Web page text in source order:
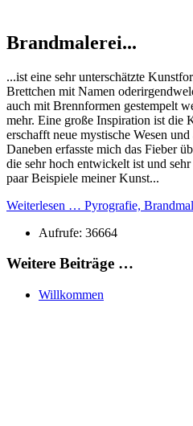
Brandmalerei...
...ist eine sehr unterschätzte
Brettchen mit Namen
auch mit Brennformen gestempelt
mehr. Eine große Inspiration ist die
erschafft neue mystische Wesen
Daneben erfasste mich das Fieber
die sehr hoch entwickelt ist und
paar Beispiele meiner Kunst...
Weiterlesen … Pyrografie,
Aufrufe: 36664
Weitere Beiträge …
Willkommen